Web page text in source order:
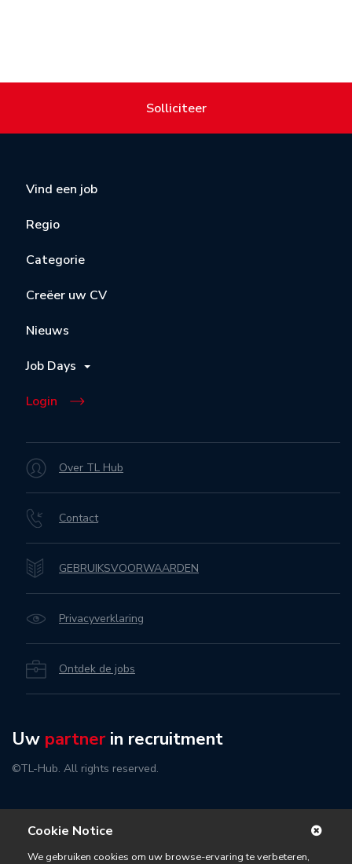
Solliciteer
Vind een job
Regio
Categorie
Creëer uw CV
Nieuws
Job Days
Login
Over TL Hub
Contact
GEBRUIKSVOORWAARDEN
Privacyverklaring
Ontdek de jobs
Uw partner in recruitment
©TL-Hub. All rights reserved.
Cookie Notice
We gebruiken cookies om uw browse-ervaring te verbeteren,